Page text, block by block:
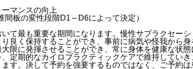
マンスの向上
板の変性段階D1～D6によって決定）
て最も重要な期間になります。慢性サブラクセー
良く保持することができ、事前に病気や怪我から
限に発揮させることができ、常に身体を健康な状
定期的なカイロプラクティックケアで維持してい
す。決して予約を強要するものではなく、ご予約